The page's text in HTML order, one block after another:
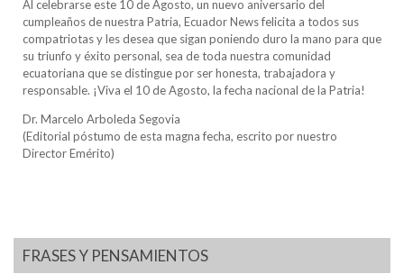
Al celebrarse este 10 de Agosto, un nuevo aniversario del
cumpleaños de nuestra Patria, Ecuador News felicita a todos sus
compatriotas y les desea que sigan poniendo duro la mano para que
su triunfo y éxito personal, sea de toda nuestra comunidad
ecuatoriana que se distingue por ser honesta, trabajadora y
responsable. ¡Viva el 10 de Agosto, la fecha nacional de la Patria!
Dr. Marcelo Arboleda Segovia
(Editorial póstumo de esta magna fecha, escrito por nuestro
Director Emérito)
FRASES Y PENSAMIENTOS